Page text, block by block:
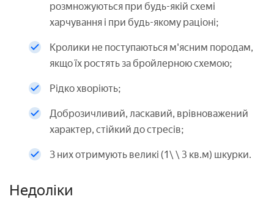
розмножуються при будь-якій схемі
харчування і при будь-якому раціоні;
Кролики не поступаються м'ясним породам,
якщо їх ростять за бройлерною схемою;
Рідко хворіють;
Доброзичливий, ласкавий, врівноважений
характер, стійкий до стресів;
З них отримують великі (1\ \ 3 кв.м) шкурки.
Недоліки